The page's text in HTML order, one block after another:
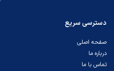
دسترسی سریع
صفحه اصلی
درباره ما
تماس با ما